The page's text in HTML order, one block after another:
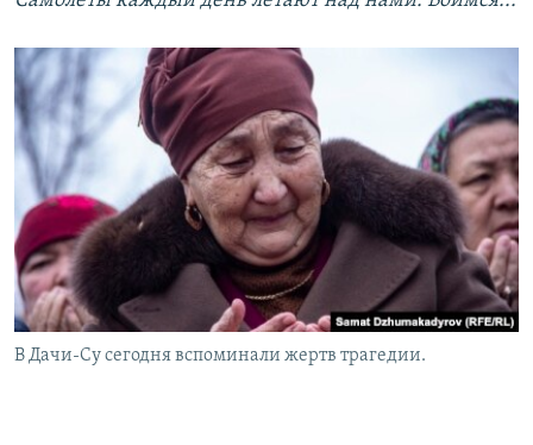
В Дачи-Су сегодня вспоминали жертв трагедии.